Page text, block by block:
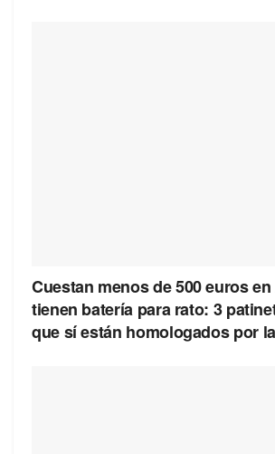
Cuestan menos de 500 euros
tienen batería para rato: 3
que sí están homologados por